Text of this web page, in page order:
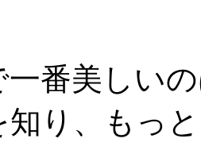
一番美しい
知り、もっ